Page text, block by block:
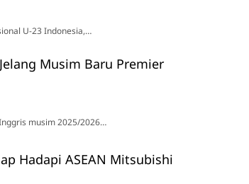
U-23 Indonesia,…
Musim Baru Premier
musim 2025/2026…
Hadapi ASEAN Mitsubishi